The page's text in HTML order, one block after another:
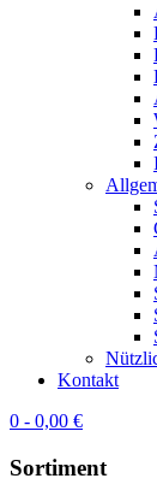
Kontakt
0 - 0,00 €
Sortiment